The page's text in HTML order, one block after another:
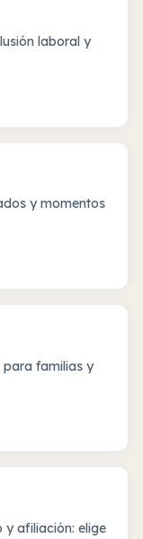
laboral y
y momentos
para familias y
y afiliación: elige